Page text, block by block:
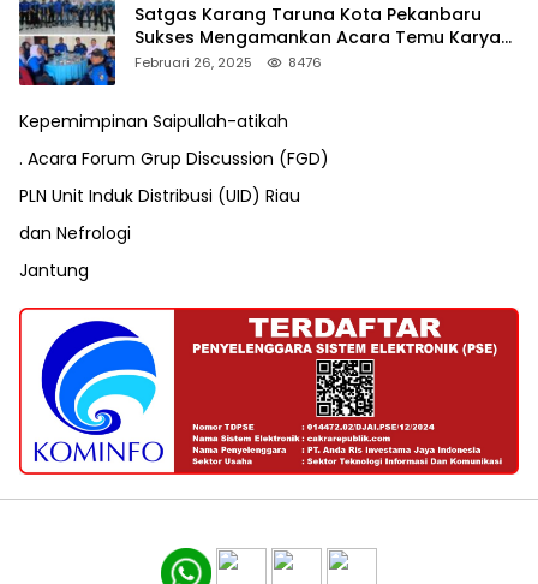
Satgas Karang Taruna Kota Pekanbaru
Sukses Mengamankan Acara Temu Karya
VII Karang Taruna Pekanbaru
Februari 26, 2025 8476
Kepemimpinan Saipullah-atikah
. Acara Forum Grup Discussion (FGD)
PLN Unit Induk Distribusi (UID) Riau
dan Nefrologi
Jantung